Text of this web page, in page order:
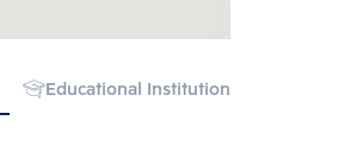
Educational Institution